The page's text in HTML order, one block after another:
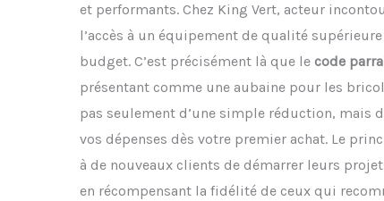
et performants. Chez King Vert, acteur
l’accès à un équipement de qualité
budget. C’est précisément là que le code
présentant comme une aubaine pour les
pas seulement d’une simple réduction, mais
vos dépenses dès votre premier achat. Le
à de nouveaux clients de démarrer leurs
en récompensant la fidélité de ceux qui